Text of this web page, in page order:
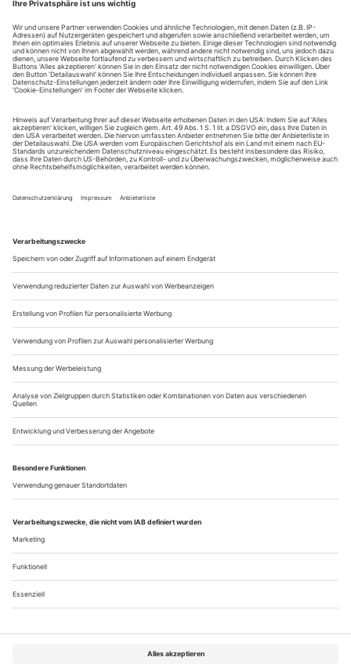
Nur wenige Jahre nach dem legendären Bayreuther «Ring»
1976 von Patrice Ché-reau – inklusive realistischem
Wasserkraftwerk, kapitalismuskritischer Durchtriebenheit in
der Personenregie sowie sängerischen Höchstleistungen
(Donald McIntyre, Peter Hofmann und Gwyneth Jones)–
US-amerikanischen Minimalisten...
Tanz mit dem Vulkan
Hochspannungswerk. Zum 80. von Agnes Baltsa
wie eine erstarrte Singsäule, wie heißes Eis. Weil da diese
Präsenz war, die alles und alle an die Wand drückte. Dazu ein
Gesang, der im besten Sinne gestisch war, von solch einer
Eloquenz und Energie, dass jede Arm -bewegung, jeder Gang
nur unnütze Verdoppelung gewesen wäre. Das wusste und
weiß Agnes Baltsa,...
Eine Delikatesse
Ronsard-Vertonungen aus zwei Jahrhunderten
Chanson und Chanson meint nicht dasselbe.
in der Renaissance die französische Version des
mehrstimmigen Madrigals,
ausgehenden 19. Jahrhundert ein populäres Solo-Lied
zwischen Salon,Café-concertund Kabarett. Beide finden sich
auf einer so originellen wie begeisternden Doppel-CD, die das
Label Alpha dem Dichter Pierre de...
Über uns Kontakt Kritikerumfrage Newsletter